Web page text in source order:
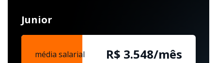
Junior
média salarial R$ 3.548/mês